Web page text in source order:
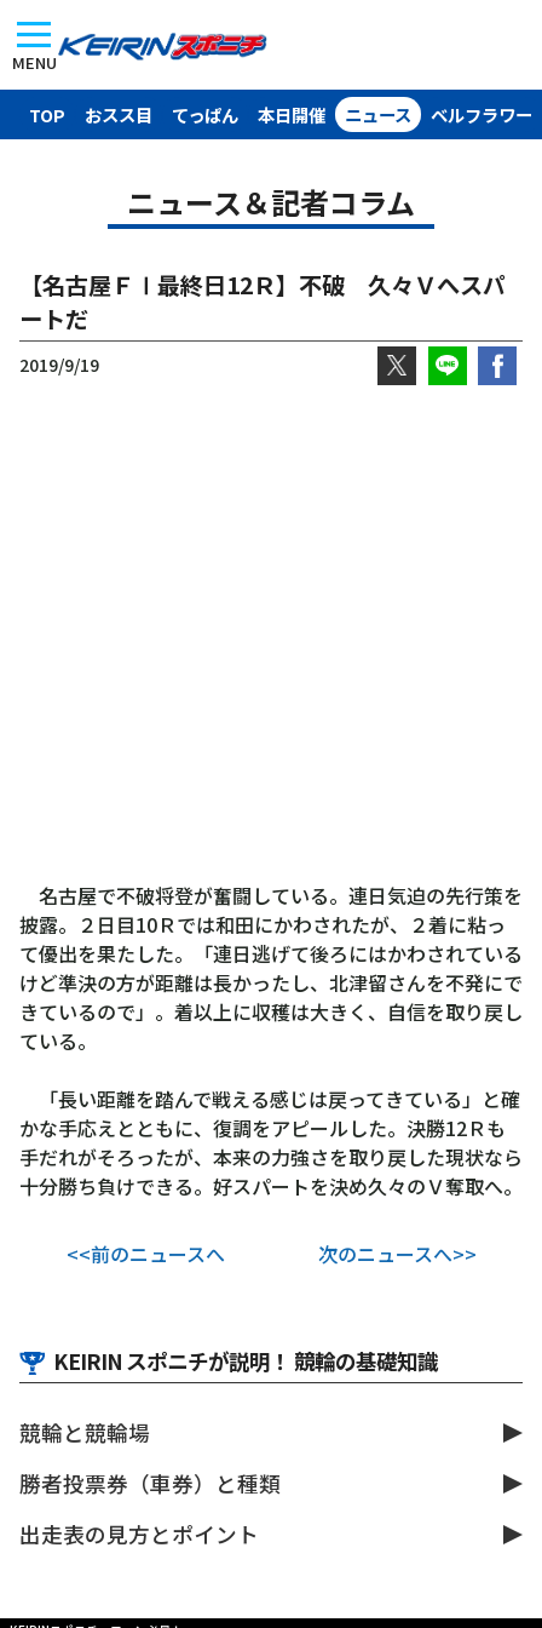
MENU
TOP おスス目 てっぱん 本日開催 ニュース ベルフラワー
ニュース＆記者コラム
【名古屋ＦⅠ最終日12Ｒ】不破 久々Ｖへスパ
ートだ
2019/9/19
名古屋で不破将登が奮闘している。連日気迫の先行策を
披露。２日目10Ｒでは和田にかわされたが、２着に粘っ
て優出を果たした。「連日逃げて後ろにはかわされている
けど準決の方が距離は長かったし、北津留さんを不発にで
きているので」。着以上に収穫は大きく、自信を取り戻し
ている。
「長い距離を踏んで戦える感じは戻ってきている」と確
かな手応えとともに、復調をアピールした。決勝12Ｒも
手だれがそろったが、本来の力強さを取り戻した現状なら
十分勝ち負けできる。好スパートを決め久々のＶ奪取へ。
<<前のニュースへ 次のニュースへ>>
KEIRIN スポニチが説明！ 競輪の基礎知識
競輪と競輪場
勝者投票券（車券）と種類
出走表の見方とポイント